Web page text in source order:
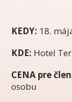
KEDY: 18.
KDE: Hotel
CENA pre
osobu